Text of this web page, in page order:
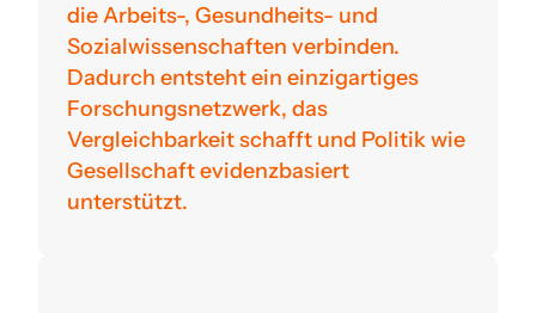
die Arbeits-, Gesundheits- und
Sozialwissenschaften verbinden.
Dadurch entsteht ein einzigartiges
Forschungsnetzwerk, das
Vergleichbarkeit schafft und Politik wie
Gesellschaft evidenzbasiert
unterstützt.